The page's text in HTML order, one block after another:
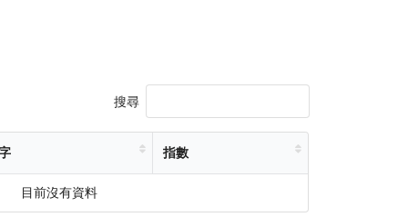
搜尋
指數
目前沒有資料